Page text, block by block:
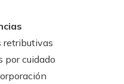
retributivas
por cuidado